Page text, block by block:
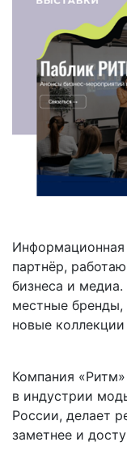
партнёр,
бизнеса и
местные
новые
Компания
в индустрии
России, делает
заметнее и